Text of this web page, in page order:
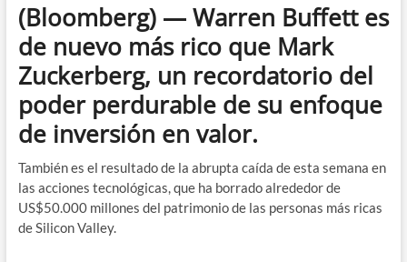
(Bloomberg) — Warren Buffett es
de nuevo más rico que Mark
Zuckerberg, un recordatorio del
poder perdurable de su enfoque
de inversión en valor.
También es el resultado de la abrupta caída de esta semana en
las acciones tecnológicas, que ha borrado alrededor de
US$50.000 millones del patrimonio de las personas más ricas
de Silicon Valley.